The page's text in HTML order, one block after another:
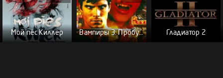
Мой пёс Киллер Вампиры 3: Пробуждение зла Гладиатор 2